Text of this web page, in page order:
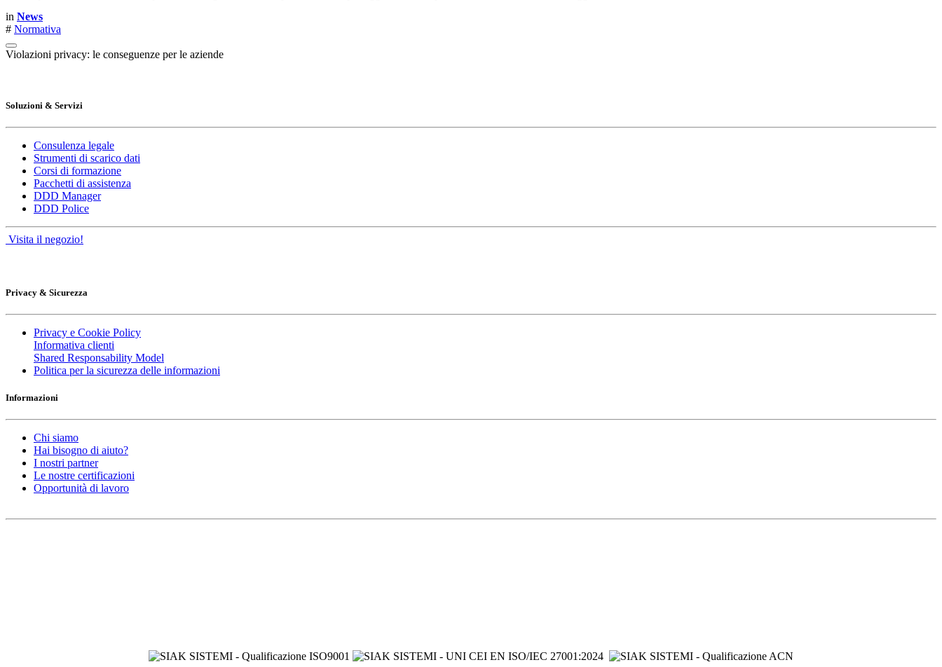
in News
# Normativa
Violazioni privacy: le conseguenze per le aziende
Soluzioni & Servizi
Consulenza legale
Strumenti di scarico dati
Corsi di formazione
Pacchetti di assistenza
DDD Manager
DDD Police
Visita il negozio!
Privacy & Sicurezza
Privacy e Cookie Policy
Informativa clienti
Shared Responsability Model
Politica per la sicurezza delle informazioni
Informazioni
Chi siamo
Hai bisogno di aiuto?
I nostri partner
Le nostre certificazioni
Opportunità di lavoro